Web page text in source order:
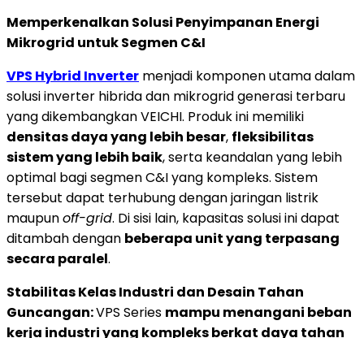
Memperkenalkan Solusi Penyimpanan Energi
Mikrogrid untuk Segmen C&I
VPS Hybrid Inverter menjadi komponen utama dalam
solusi inverter hibrida dan mikrogrid generasi terbaru
yang dikembangkan VEICHI. Produk ini memiliki
densitas daya yang lebih besar, fleksibilitas
sistem yang lebih baik, serta keandalan yang lebih
optimal bagi segmen C&I yang kompleks. Sistem
tersebut dapat terhubung dengan jaringan listrik
maupunoff-grid. Di sisi lain, kapasitas solusi ini dapat
ditambah dengan beberapa unit yang terpasang
secara paralel.
Stabilitas Kelas Industri dan Desain Tahan
Guncangan:VPS Series mampu menangani beban
kerja industri yang kompleks berkat daya tahan